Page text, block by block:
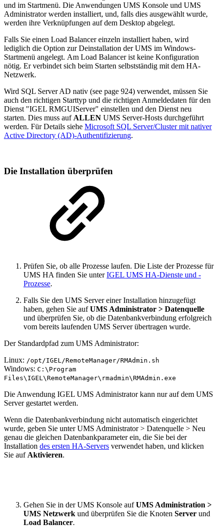
und im Startmenü. Die Anwendungen UMS Konsole und UMS
Administrator werden installiert, und, falls dies ausgewählt wurde,
werden ihre Verknüpfungen auf dem Desktop abgelegt.
Falls Sie einen Load Balancer einzeln installiert haben, wird
lediglich die Option zur Deinstallation der UMS im Windows-
Startmenü angelegt. Am Load Balancer ist keine Konfiguration
nötig. Er verbindet sich beim Starten selbstständig mit dem HA-
Netzwerk.
Wird SQL Server AD nativ (see page 924) verwendet, müssen Sie
auch den richtigen Starttyp und die richtigen Anmeldedaten für den
Dienst "IGEL RMGUIServer" einstellen und den Dienst neu
starten. Dies muss aufALLEN UMS Server-Hosts durchgeführt
werden. Für Details siehe Microsoft SQL Server/Cluster mit nativer
Active Directory (AD)-Authentifizierung.
Die Installation überprüfen
Prüfen Sie, ob alle Prozesse laufen. Die Liste der Prozesse für
UMS HA finden Sie unterIGEL UMS HA-Dienste und -
Prozesse.
Falls Sie den UMS Server einer Installation hinzugefügt
haben, gehen Sie aufUMS Administrator > Datenquelle
und überprüfen Sie, ob die Datenbankverbindung erfolgreich
vom bereits laufenden UMS Server übertragen wurde.
Der Standardpfad zum UMS Administrator:
Linux: /opt/IGEL/RemoteManager/RMAdmin.sh
Windows: C:\Program
Files\IGEL\RemoteManager\rmadmin\RMAdmin.exe
Die Anwendung IGEL UMS Administrator kann nur auf dem UMS
Server gestartet werden.
Wenn die Datenbankverbindung nicht automatisch eingerichtet
wurde, geben Sie unter UMS Administrator > Datenquelle > Neu
genau die gleichen Datenbankparameter ein, die Sie bei der
Installation des ersten HA-Servers verwendet haben, und klicken
Sie auf Aktivieren.
Gehen Sie in der UMS Konsole aufUMS Administration >
UMS Netzwerk und überprüfen Sie die Knoten Server und
Load Balancer.